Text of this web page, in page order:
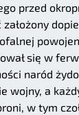
przed
założony
się w
naród
wojny, a
w tym